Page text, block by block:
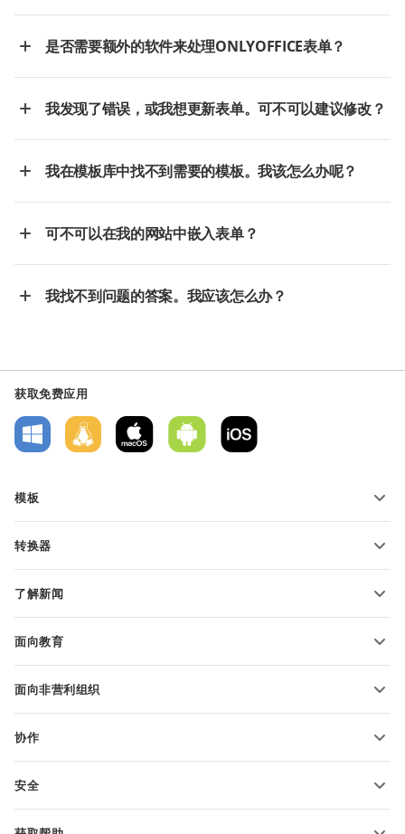
是否需要额外的软件来处理ONLYOFFICE表单？
我发现了错误，或我想更新表单。可不可以建议修改？
我在模板库中找不到需要的模板。我该怎么办呢？
可不可以在我的网站中嵌入表单？
我找不到问题的答案。我应该怎么办？
获取免费应用
模板
文本文档模板
转换器
转换电子表格
了解新闻
面向教育
适用于教育人士
面向非营利组织
申请免费帐户
协作
翻译人员
安全